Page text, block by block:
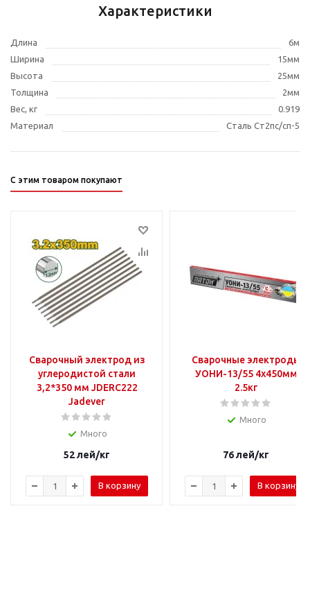
Характеристики
Длина
6м
Ширина
15мм
Высота
25мм
Толщина
2мм
Вес, кг
0.919
Материал
Сталь Ст2пс/сп-5
С этим товаром покупают
Сварочный электрод из
углеродистой стали
3,2*350 мм JDERC222
Jadever
Много
52лей/кг
В корзину
Сварочные электроды
УОНИ-13/55 4x450мм
2.5кг
Много
76лей/кг
В корзину